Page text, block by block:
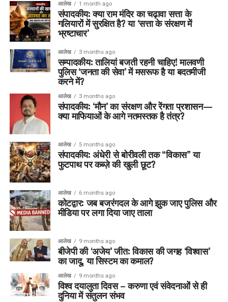
आलेख 1 month ago
संपादकीय: क्या राम मंदिर का चढ़ावा सत्ता के
गलियारों में सुरक्षित है? या ‘सत्ता के संरक्षण में
भ्रष्टाचार’
आलेख 3 months ago
सम्पादकीय: तालियां बजती रहनी चाहिए! मालवणी
पुलिस ‘जनता की सेवा’ में मसरूफ है या बदतमीजी
करने में?
आलेख 3 months ago
संपादकीय: ‘मौन’ का संरक्षण और रेंगता प्रशासन—
क्या माफियाओं के आगे नतमस्तक है तंत्र?
आलेख 5 months ago
संपादकीय: अंधेरी से बोरीवली तक “विकास” या
फुटपाथ पर कब्ज़े की खुली छूट?
आलेख 6 months ago
कोटद्वार: जब बजरंगदल के आगे झुक जाए पुलिस और
मीडिया पर लगा दिया जाए ताला
आलेख 9 months ago
बीजेपी की ‘अजेय’ जीत: विकास की जगह ‘विश्वास’
का जादू, या सिस्टम का कमाल?
आलेख 9 months ago
विश्व दयालुता दिवस – करुणा एवं संवेदनाओं से ही
दुनिया में संतुलन संभव